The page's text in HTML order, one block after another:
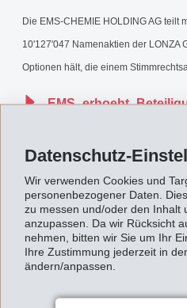
Datenschutz-
Wir verwenden Cookies und
personenbezogener Daten.
zu messen und/oder den Inhalt
anzupassen. Da wir Rücksicht
nehmen, bitten wir Sie um Ihr
Ihre Zustimmung jederzeit in
ändern/anpassen.
Die EMS-CHEMIE HOLDING AG teilt
10'127'047 Namenaktien der LONZA
Optionen hält, die einem
Zurück zur
Unternehmensbereich